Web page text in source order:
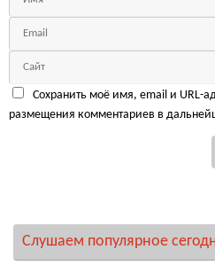
Сохранить моё имя, email и URL-
размещения комментариев в
Слушаем популярное